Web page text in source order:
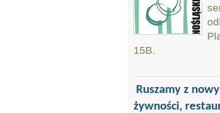
15B.
Ruszamy z
żywności,